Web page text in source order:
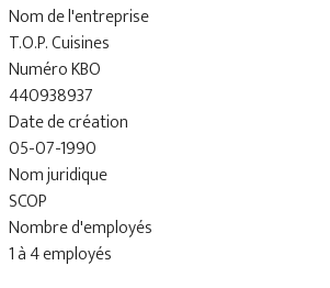
Nom de l'entreprise
T.O.P. Cuisines
Numéro KBO
440938937
Date de création
05-07-1990
Nom juridique
SCOP
Nombre d'employés
1 à 4 employés